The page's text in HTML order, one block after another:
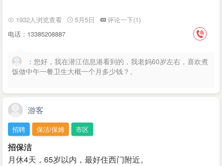
1932人浏览查看 5月5日
评论一下(1)
电话：13385208887
： 您好，我在潜江信息港看到的，我老妈60岁左右，喜欢煮
饭做中午一餐卫生大概一个月多少钱？。
游客
招聘 保洁/保姆 市区
招保洁
月休4天，65岁以内，最好住西门附近。